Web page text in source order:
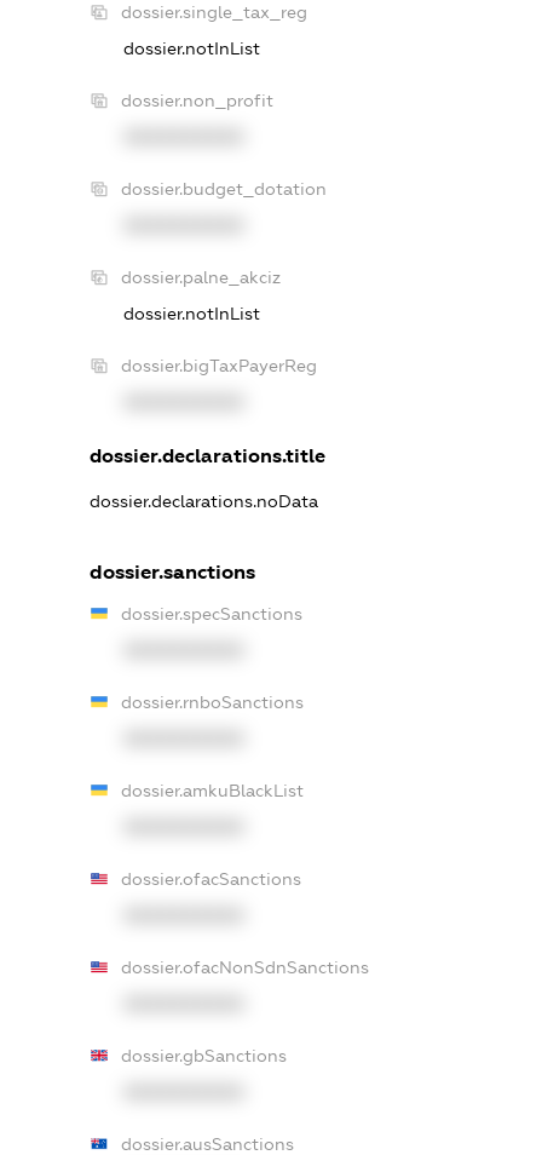
dossier.single_tax_reg
dossier.notInList
dossier.non_profit
dossier.budget_dotation
dossier.palne_akciz
dossier.notInList
dossier.bigTaxPayerReg
dossier.declarations.title
dossier.declarations.noData
dossier.sanctions
dossier.specSanctions
dossier.rnboSanctions
dossier.amkuBlackList
dossier.ofacSanctions
dossier.ofacNonSdnSanctions
dossier.gbSanctions
dossier.ausSanctions